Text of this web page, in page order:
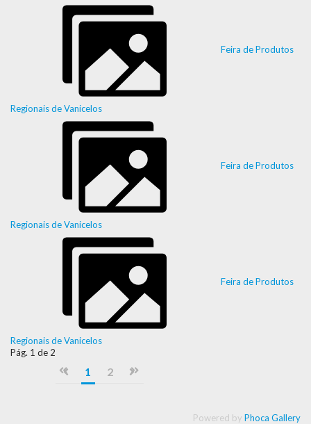
Feira de Produtos
Regionais de Vanicelos
Feira de Produtos
Regionais de Vanicelos
Feira de Produtos
Regionais de Vanicelos
Pág. 1 de 2
1 2
Powered by Phoca Gallery